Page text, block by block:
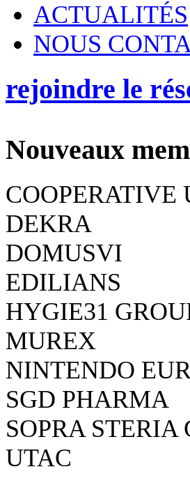
ACTUALITÉS
NOUS
rejoindre le
Nouveaux
COOPERATIVE
DEKRA
DOMUSVI
EDILIANS
HYGIE31
MUREX
NINTENDO
SGD PHARMA
SOPRA STERIA
UTAC